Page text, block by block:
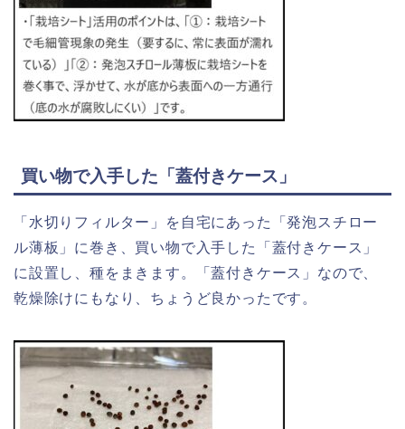
買い物で入手した「蓋付きケース」
「水切りフィルター」を自宅にあった「発泡スチロー
ル薄板」に巻き、買い物で入手した「蓋付きケース」
に設置し、種をまきます。「蓋付きケース」なので、
乾燥除けにもなり、ちょうど良かったです。